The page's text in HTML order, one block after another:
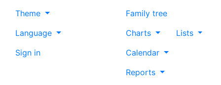
Theme
Language
Sign in
Family tree
Charts
Lists
Calendar
Reports